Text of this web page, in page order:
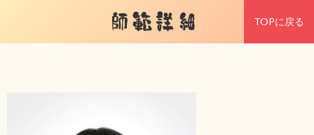
師範詳細 TOPに戻る